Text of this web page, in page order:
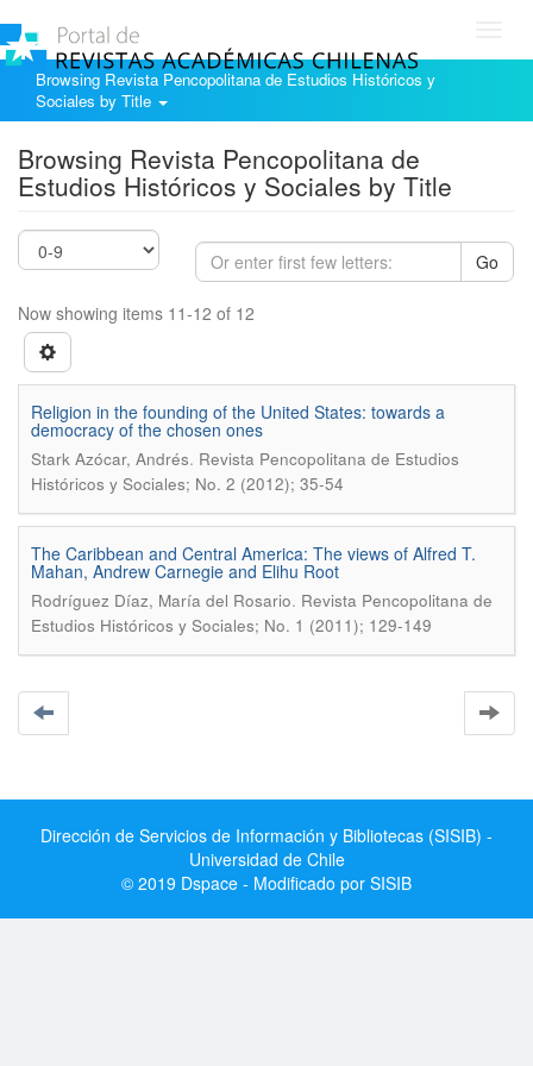
Browsing Revista Pencopolitana de Estudios Históricos y
Sociales by Title
Browsing Revista Pencopolitana de
Estudios Históricos y Sociales by Title
Go
Now showing items 11-12 of 12
Religion in the founding of the United States: towards a
democracy of the chosen ones
Stark Azócar, Andrés. Revista Pencopolitana de Estudios
Históricos y Sociales; No. 2 (2012); 35-54
The Caribbean and Central America: The views of Alfred T.
Mahan, Andrew Carnegie and Elihu Root
Rodríguez Díaz, María del Rosario. Revista Pencopolitana de
Estudios Históricos y Sociales; No. 1 (2011); 129-149
Dirección de Servicios de Información y Bibliotecas (SISIB) -
Universidad de Chile
© 2019 Dspace - Modificado por SISIB